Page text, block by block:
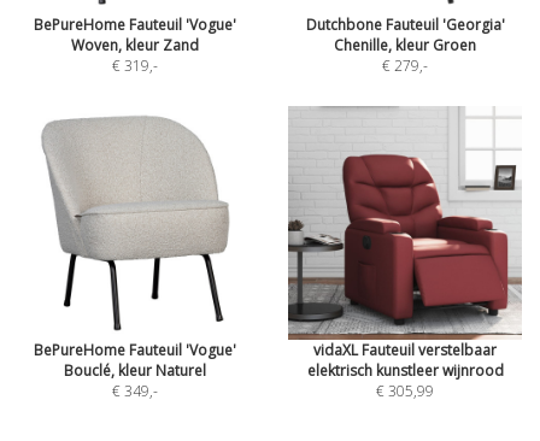
BePureHome Fauteuil 'Vogue'
Woven, kleur Zand
€ 319,-
Dutchbone Fauteuil 'Georgia'
Chenille, kleur Groen
€ 279,-
BePureHome Fauteuil 'Vogue'
Bouclé, kleur Naturel
€ 349,-
vidaXL Fauteuil verstelbaar
elektrisch kunstleer wijnrood
€ 305,99